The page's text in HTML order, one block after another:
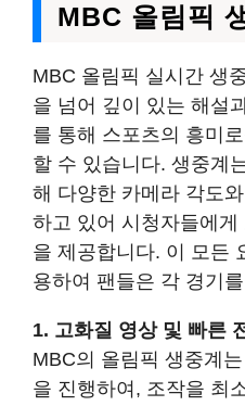
MBC 올림픽
MBC 올림픽 실시간 생
을 넘어 깊이 있는 해설
를 통해 스포츠의 흥미
할 수 있습니다. 생중계
해 다양한 카메라 각도
하고 있어 시청자들에
을 제공합니다. 이 모든
용하여 팬들은 각 경기
1. 고화질 영상 및 빠른
MBC의 올림픽 생중계
을 진행하여, 조작을 최